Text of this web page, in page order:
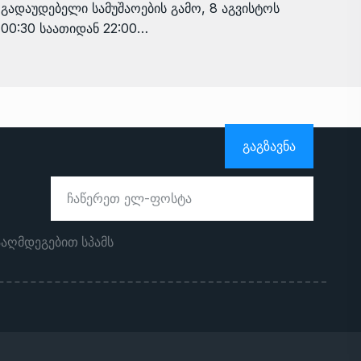
გადაუდებელი სამუშაოების გამო, 8 აგვისტოს
00:30 საათიდან 22:00…
ᲒᲐᲒᲖᲐᲕᲜᲐ
სპამს